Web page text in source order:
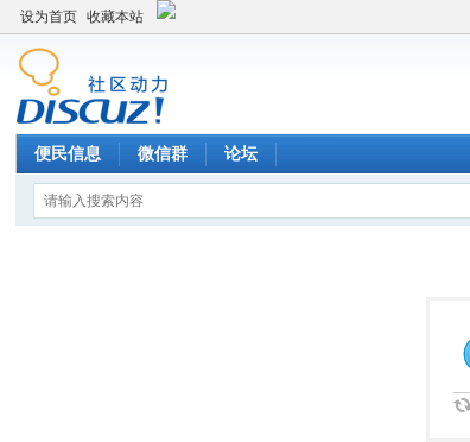
设为首页 收藏本站
便民信息 微信群 论坛